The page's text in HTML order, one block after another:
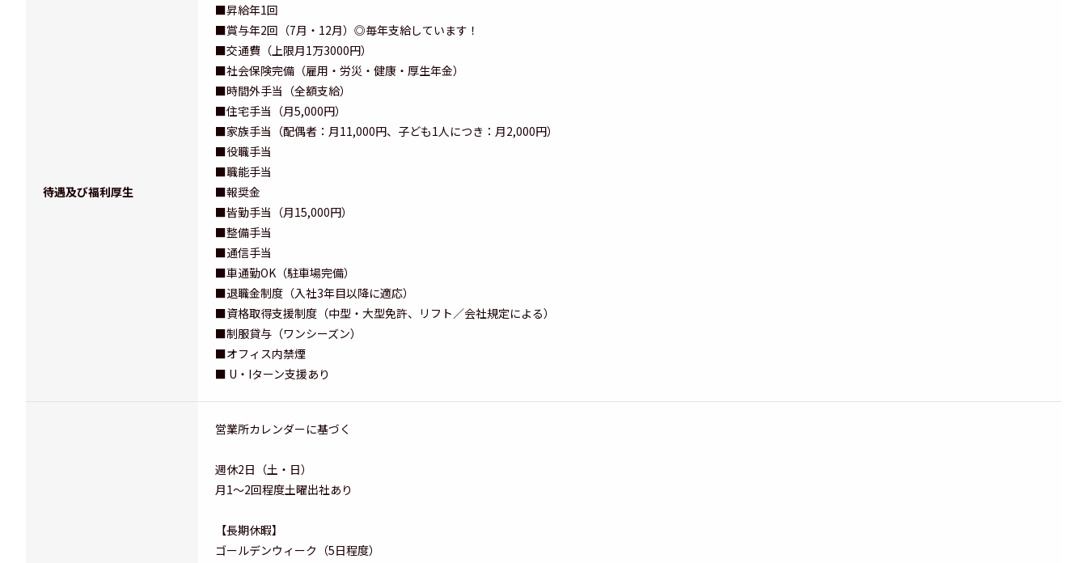
待遇及び福利厚生
■昇給年1回
■賞与年2回（7月・12月）◎毎年支給しています！
■交通費（上限月1万3000円）
■社会保険完備（雇用・労災・健康・厚生年金）
■時間外手当（全額支給）
■住宅手当（月5,000円）
■家族手当（配偶者：月11,000円、子ども1人につき：月2,000円）
■役職手当
■職能手当
■報奨金
■皆勤手当（月15,000円）
■整備手当
■通信手当
■車通勤OK（駐車場完備）
■退職金制度（入社3年目以降に適応）
■資格取得支援制度（中型・大型免許、リフト／会社規定による）
■制服貸与（ワンシーズン）
■オフィス内禁煙
■ U・Iターン支援あり
営業所カレンダーに基づく
週休2日（土・日）
月1～2回程度土曜出社あり
【長期休暇】
ゴールデンウィーク（5日程度）